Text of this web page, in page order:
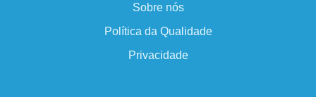
Sobre nós
Política da Qualidade
Privacidade